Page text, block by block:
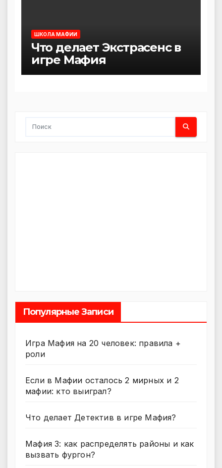
ШКОЛА МАФИИ
Что делает Экстрасенс в
игре Мафия
Популярные Записи
Игра Мафия на 20 человек: правила +
роли
Если в Мафии осталось 2 мирных и 2
мафии: кто выиграл?
Что делает Детектив в игре Мафия?
Мафия 3: как распределять районы и как
вызвать фургон?